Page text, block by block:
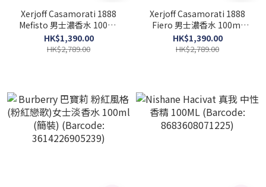
Xerjoff Casamorati 1888
Mefisto 男士濃香水 100ml
(Barcode: 8033488153557)
HK$1,390.00
HK$2,789.00
Xerjoff Casamorati 1888
Fiero 男士濃香水 100ml
(Barcode: 8033488153571)
HK$1,390.00
HK$2,789.00